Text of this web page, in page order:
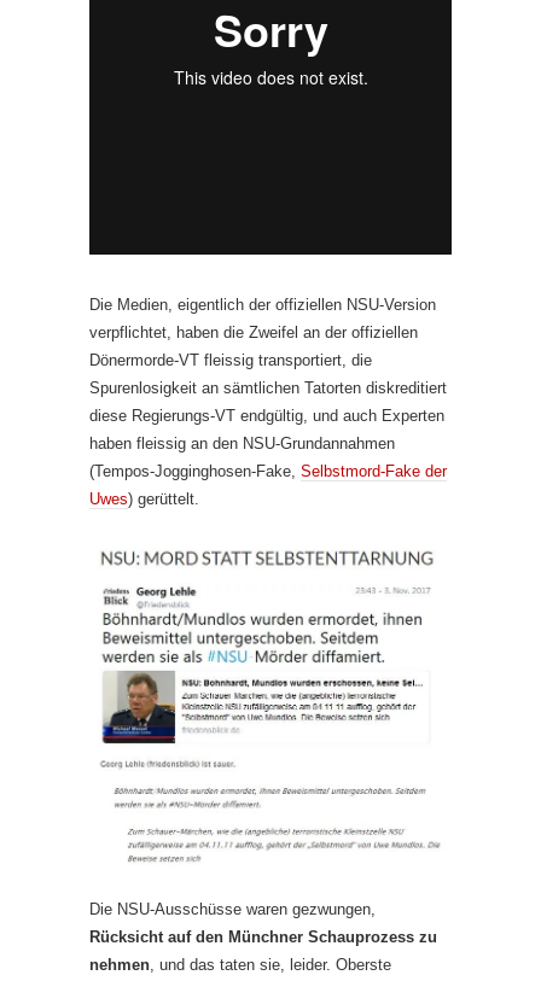
Die Medien, eigentlich der offiziellen NSU-Version
verpflichtet, haben die Zweifel an der offiziellen
Dönermorde-VT fleissig transportiert, die
Spurenlosigkeit an sämtlichen Tatorten diskreditiert
diese Regierungs-VT endgültig, und auch Experten
haben fleissig an den NSU-Grundannahmen
(Tempos-Jogginghosen-Fake, Selbstmord-Fake der
Uwes) gerüttelt.
Die NSU-Ausschüsse waren gezwungen,
Rücksicht auf den Münchner Schauprozess zu
nehmen , und das taten sie, leider. Oberste